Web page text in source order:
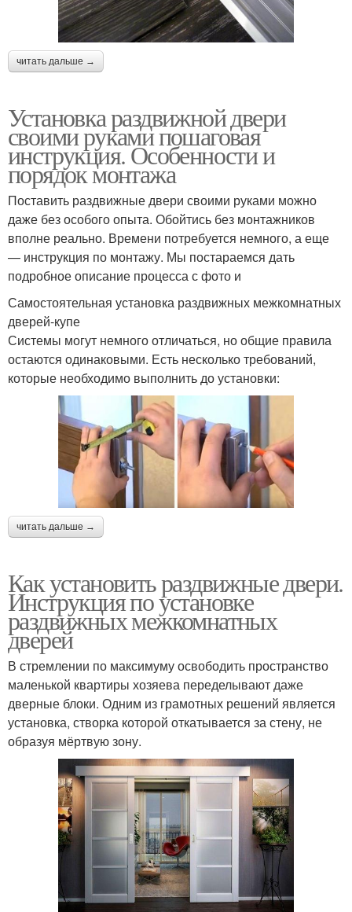
читать дальше →
Установка раздвижной двери
своими руками пошаговая
инструкция. Особенности и
порядок монтажа
Поставить раздвижные двери своими руками можно
даже без особого опыта. Обойтись без монтажников
вполне реально. Времени потребуется немного, а еще
— инструкция по монтажу. Мы постараемся дать
подробное описание процесса с фото и
Самостоятельная установка раздвижных межкомнатных
дверей-купе
Системы могут немного отличаться, но общие правила
остаются одинаковыми. Есть несколько требований,
которые необходимо выполнить до установки:
читать дальше →
Как установить раздвижные двери.
Инструкция по установке
раздвижных межкомнатных
дверей
В стремлении по максимуму освободить пространство
маленькой квартиры хозяева переделывают даже
дверные блоки. Одним из грамотных решений является
установка, створка которой откатывается за стену, не
образуя мёртвую зону.